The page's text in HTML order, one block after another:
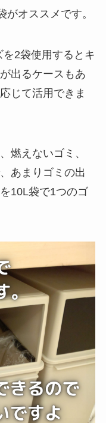
オススメです。
2袋使用するとキ
出るケースもあ
じて活用できま
燃えないゴミ、
あまりゴミの出
10L袋で1つのゴ